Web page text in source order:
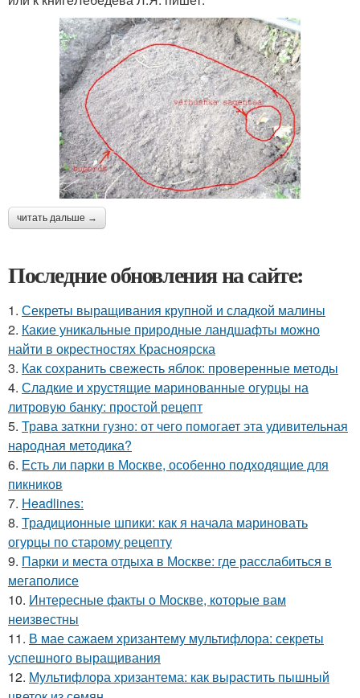
читать дальше →
Последние обновления на сайте:
1. Секреты выращивания крупной и сладкой малины
2. Какие уникальные природные ландшафты можно
найти в окрестностях Красноярска
3. Как сохранить свежесть яблок: проверенные методы
4. Сладкие и хрустящие маринованные огурцы на
литровую банку: простой рецепт
5. Трава заткни гузно: от чего помогает эта удивительная
народная методика?
6. Есть ли парки в Москве, особенно подходящие для
пикников
7. Headlines:
8. Традиционные шпики: как я начала мариновать
огурцы по старому рецепту
9. Парки и места отдыха в Москве: где расслабиться в
мегаполисе
10. Интересные факты о Москве, которые вам
неизвестны
11. В мае сажаем хризантему мультифлора: секреты
успешного выращивания
12. Мультифлора хризантема: как вырастить пышный